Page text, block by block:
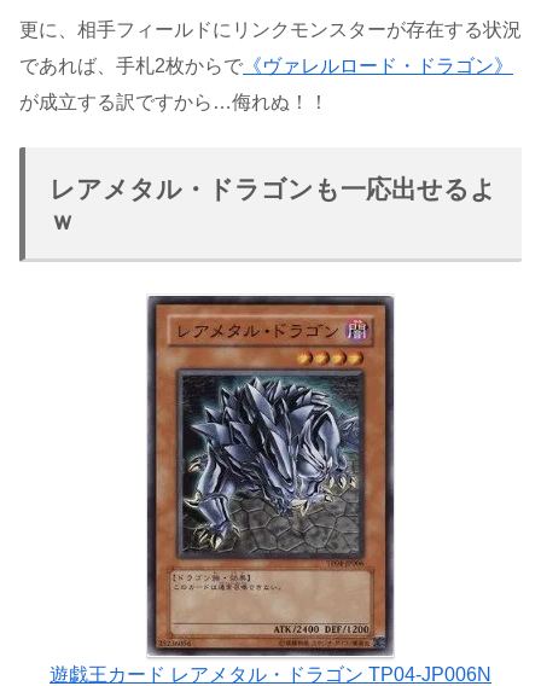
更に、相手フィールドにリンクモンスターが存在する状況
であれば、手札2枚からで 《ヴァレルロード・ドラゴン》
が成立する訳ですから…侮れぬ！！
レアメタル・ドラゴンも一応出せるよ
ｗ
遊戯王カード レアメタル・ドラゴン TP04-JP006N